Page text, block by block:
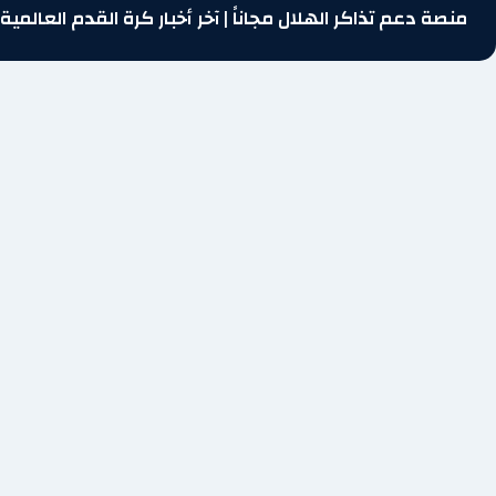
منصة دعم تذاكر الهلال مجاناً | آخر أخبار كرة القدم